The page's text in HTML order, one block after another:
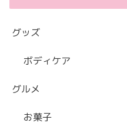
グッズ
ボディケア
グルメ
お菓子